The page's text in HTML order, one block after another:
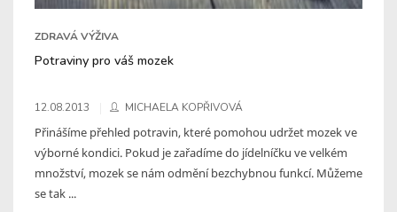
ZDRAVÁ VÝŽIVA
Potraviny pro váš mozek
12.08.2013 MICHAELA KOPŘIVOVÁ
Přinášíme přehled potravin, které pomohou udržet mozek ve
výborné kondici. Pokud je zařadíme do jídelníčku ve velkém
množství, mozek se nám odmění bezchybnou funkcí. Můžeme
se tak ...